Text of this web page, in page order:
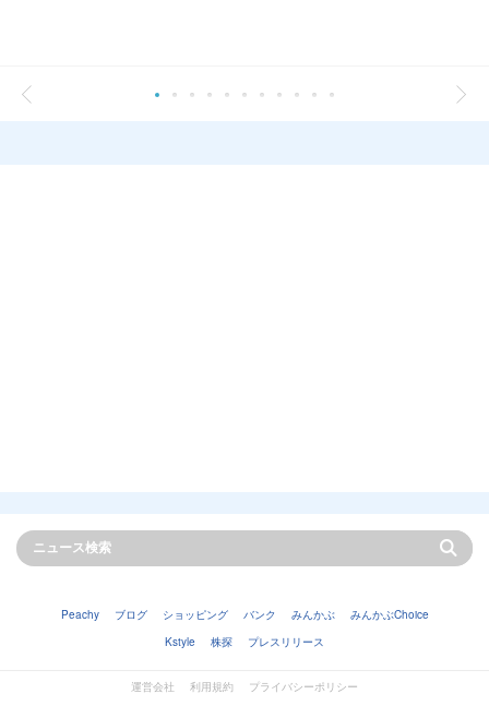
Peachy ブログ ショッピング バンク みんかぶ
みんかぶChoice
Kstyle
株探 プレスリリース
運営会社 利用規約
プライバシーポリシー